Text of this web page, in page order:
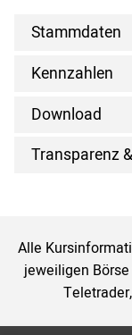
Stammdaten
Kennzahlen
Download
Transparenz
Alle
jeweiligen